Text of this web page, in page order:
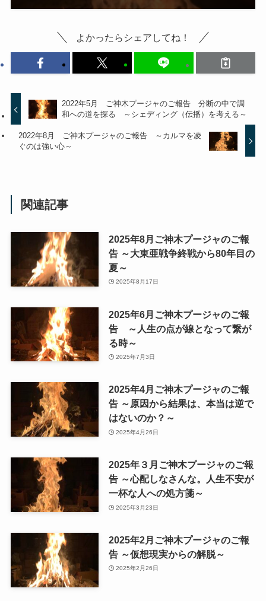
よかったらシェアしてね！
2022年5月 ご神木プージャのご報告 分断の中で調
和への道を探る ～シェディング（伝播）を考える～
2022年8月 ご神木プージャのご報告 ～カルマを凌
ぐのは強い心～
関連記事
2025年8月ご神木プージャのご報
告 ～大東亜戦争終戦から80年目の
夏～
2025年8月17日
2025年6月ご神木プージャのご報
告 ～人生の点が線となって繋が
る時～
2025年7月3日
2025年4月ご神木プージャのご報
告 ～原因から結果は、本当は逆で
はないのか？～
2025年4月26日
2025年３月ご神木プージャのご報
告 ～心配しなさんな。人生不安が
一杯な人への処方箋～
2025年3月23日
2025年2月ご神木プージャのご報
告 ～仮想現実からの解脱～
2025年2月26日